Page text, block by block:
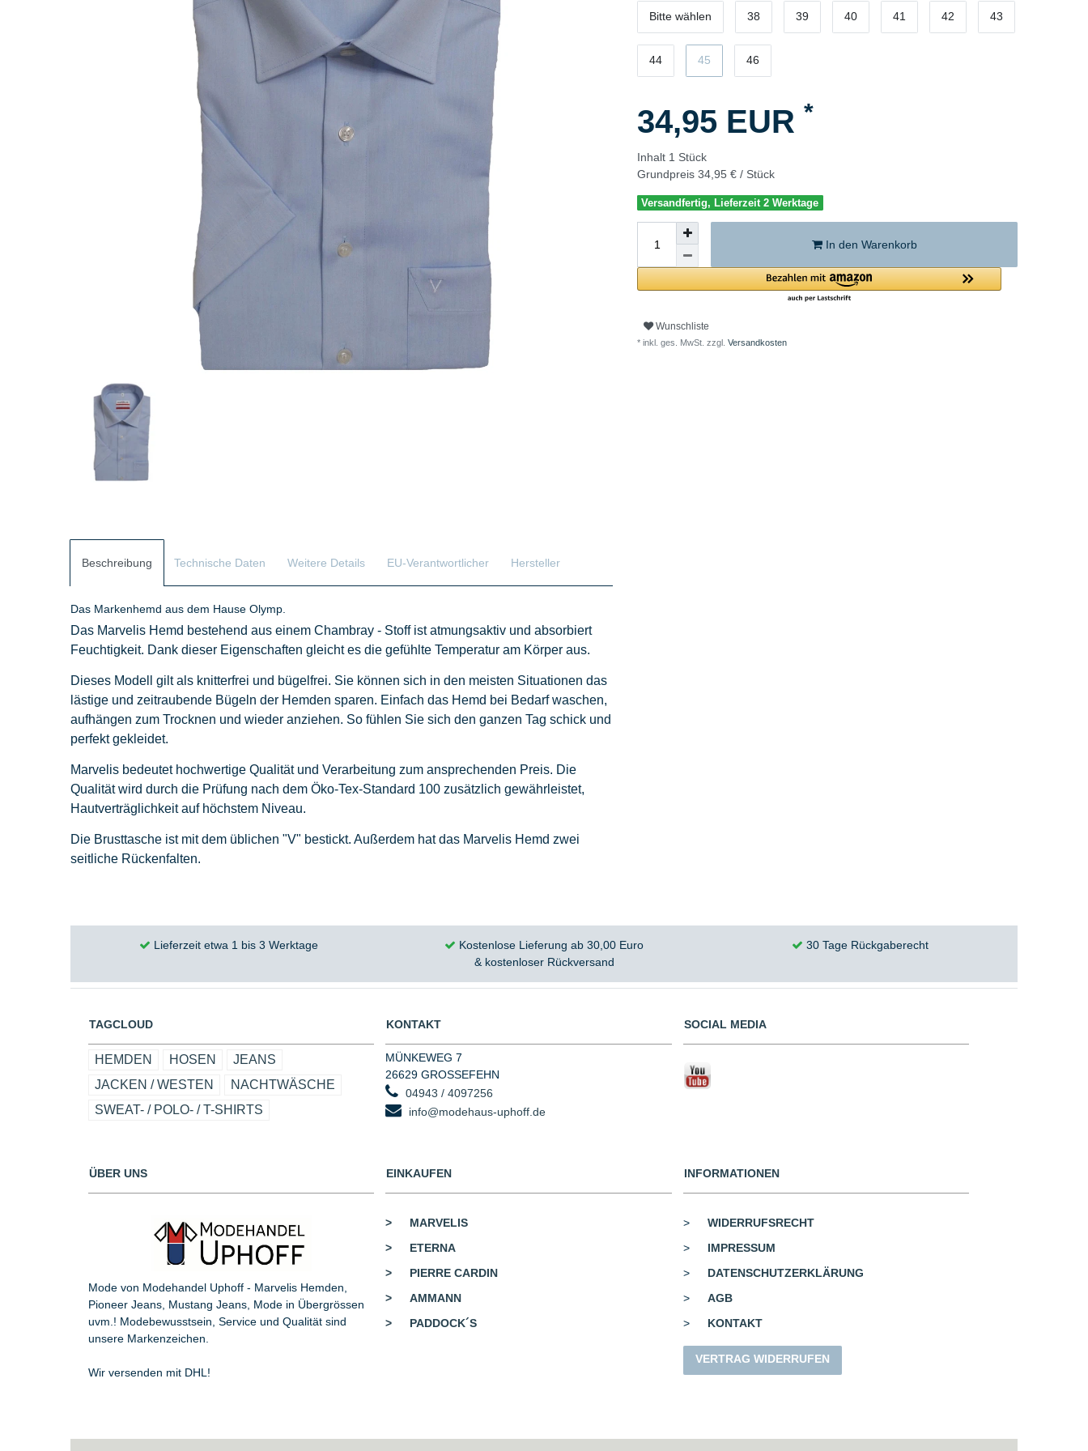
Bitte wählen 38 39 40 41 42 43
44 45 46
34,95 EUR *
Inhalt 1 Stück
Grundpreis 34,95 € / Stück
Versandfertig, Lieferzeit 2 Werktage
In den Warenkorb
Wunschliste
* inkl. ges. MwSt. zzgl. Versandkosten
Beschreibung Technische Daten Weitere Details EU-Verantwortlicher Hersteller
Das Markenhemd aus dem Hause Olymp.
Das Marvelis Hemd bestehend aus einem Chambray - Stoff ist atmungsaktiv und absorbiert
Feuchtigkeit. Dank dieser Eigenschaften gleicht es die gefühlte Temperatur am Körper aus.
Dieses Modell gilt als knitterfrei und bügelfrei. Sie können sich in den meisten Situationen das
lästige und zeitraubende Bügeln der Hemden sparen. Einfach das Hemd bei Bedarf waschen,
aufhängen zum Trocknen und wieder anziehen. So fühlen Sie sich den ganzen Tag schick und
perfekt gekleidet.
Marvelis bedeutet hochwertige Qualität und Verarbeitung zum ansprechenden Preis. Die
Qualität wird durch die Prüfung nach dem Öko-Tex-Standard 100 zusätzlich gewährleistet,
Hautverträglichkeit auf höchstem Niveau.
Die Brusttasche ist mit dem üblichen "V" bestickt. Außerdem hat das Marvelis Hemd zwei
seitliche Rückenfalten.
Lieferzeit etwa 1 bis 3 Werktage
Kostenlose Lieferung ab 30,00 Euro
& kostenloser Rückversand
30 Tage Rückgaberecht
TAGCLOUD
HEMDEN HOSEN
JEANS
JACKEN / WESTEN
NACHTWÄSCHE
SWEAT- / POLO- / T-SHIRTS
KONTAKT
MÜNKEWEG 7
26629 GROSSEFEHN
04943 / 4097256
info@modehaus-uphoff.de
SOCIAL MEDIA
ÜBER UNS
Mode von Modehandel Uphoff - Marvelis Hemden,
Pioneer Jeans, Mustang Jeans, Mode in Übergrössen
uvm.! Modebewusstsein, Service und Qualität sind
unsere Markenzeichen.
Wir versenden mit DHL!
EINKAUFEN
>
MARVELIS
>
ETERNA
>
PIERRE CARDIN
>
AMMANN
>
PADDOCK´S
INFORMATIONEN
>
WIDERRUFSRECHT
>
IMPRESSUM
>
DATENSCHUTZERKLÄRUNG
>
AGB
>
KONTAKT
VERTRAG WIDERRUFEN